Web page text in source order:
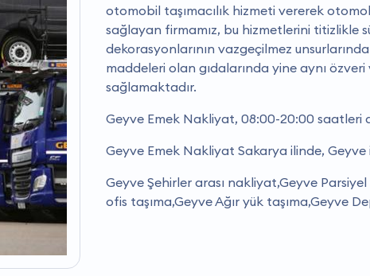
otomobil taşımacılık hizmeti vererek
sağlayan firmamız, bu hizmetlerini titizlikle
dekorasyonlarının vazgeçilmez
maddeleri olan gıdalarında yine aynı özveri
sağlamaktadır.
Geyve Emek Nakliyat, 08:00-20:00 saatleri
Geyve Emek Nakliyat Sakarya ilinde,
Geyve Şehirler arası nakliyat,Geyve
ofis taşıma,Geyve Ağır yük taşıma,Geyve